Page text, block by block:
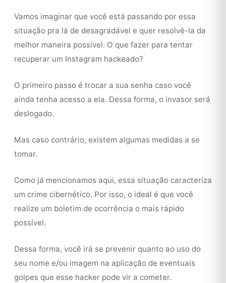
Vamos imaginar que você está passando por essa
situação pra lá de desagradável e quer resolvê-la da
melhor maneira possível. O que fazer para tentar
recuperar um Instagram hackeado?
O primeiro passo é trocar a sua senha caso você
ainda tenha acesso a ela. Dessa forma, o invasor será
deslogado.
Mas caso contrário, existem algumas medidas a se
tomar.
Como já mencionamos aqui, essa situação caracteriza
um crime cibernético. Por isso, o ideal é que você
realize um boletim de ocorrência o mais rápido
possível.
Dessa forma, você irá se prevenir quanto ao uso do
seu nome e/ou imagem na aplicação de eventuais
golpes que esse hacker pode vir a cometer.